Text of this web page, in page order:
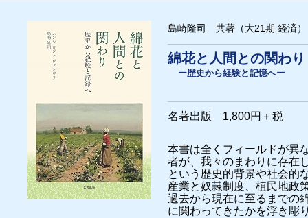
島崎隆司 共著（大21期 経済）
綿花と人間との関わり
ー歴史から経験と記憶へー
名著出版 1,800円＋税
本書は全くフィールドが異
者が、我々のまわりに存在
という歴史的背景や社会的
産業と奴隷制度、植民地政
過去から現在に至るまでの
に関わってきたかを浮き彫